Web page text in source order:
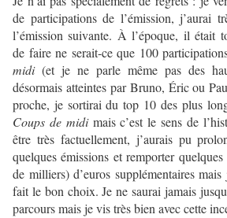
de participations de l’émission, j’aurai
l’émission suivante. À l’époque, il était
de faire ne serait-ce que 100
midi(et je ne parle même pas des
désormais atteintes par Bruno, Éric ou
proche, je sortirai du top 10 des plus
Coups de midimais c’est le sens de
être très factuellement, j’aurais pu
quelques émissions et remporter
de milliers) d’euros supplémentaires
fait le bon choix. Je ne saurai jamais
parcours mais je vis très bien avec cette